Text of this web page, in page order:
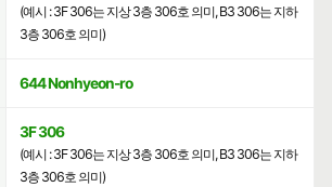
(예시 : 3F 306는 지상 3층 306호 의미, B3 306는 지하
3층 306호 의미)
644 Nonhyeon-ro
3F 306
(예시 : 3F 306는 지상 3층 306호 의미, B3 306는 지하
3층 306호 의미)